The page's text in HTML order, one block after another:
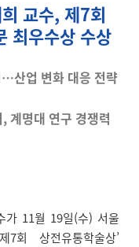
교수, 제7회
최우수상 수상
산업 변화 대응 전략
계명대 연구 경쟁력
가 11월 19일(수) 서울
회 상전유통학술상’